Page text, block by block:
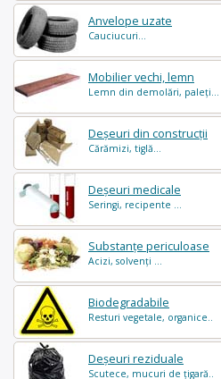
Anvelope uzate
Cauciucuri...
Mobilier vechi, lemn
Lemn din demolări, paleți...
Deșeuri din construcții
Cărămizi, tiglă...
Deșeuri medicale
Seringi, recipente ...
Substanțe periculoase
Acizi, solvenți ...
Biodegradabile
Resturi vegetale, organice..
Deșeuri reziduale
Scutece, mucuri de țigară..